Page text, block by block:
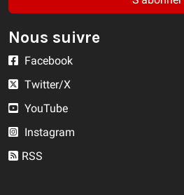
Nous suivre
Facebook
Twitter/X
YouTube
Instagram
RSS